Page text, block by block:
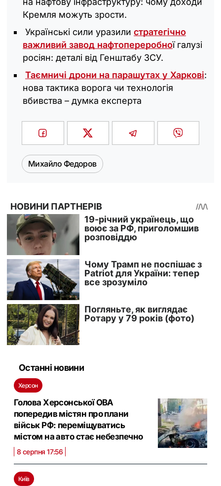
Кремля можуть зрости.
Українські сили уразили стратегічно
важливий завод нафтопереробної галузі
росіян: деталі від Генштабу ЗСУ.
Таємничі дрони на парашутах у Харкові:
нова тактика ворога чи технологія
вбивства – думка експерта
Михайло Федоров
Останні новини
Херсон
Голова Херсонської ОВА
попередив містян про плани
військ РФ: переміщуватись
містом на авто стає небезпечно
8 серпня 17:56
Київ